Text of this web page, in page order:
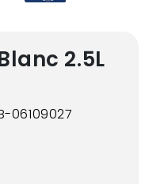
2.5L
06109027